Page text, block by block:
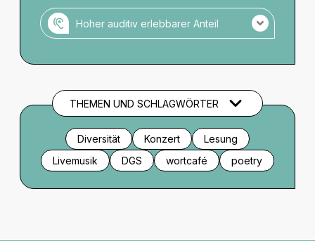
Hoher auditiv erlebbarer Anteil
THEMEN UND SCHLAGWÖRTER
Diversität Konzert
Lesung
Livemusik
DGS wortcafé poetry